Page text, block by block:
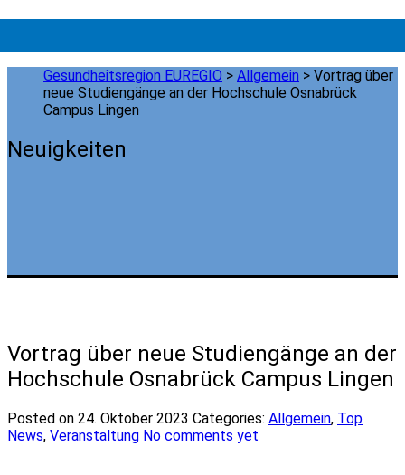
Gesundheitsregion EUREGIO > Allgemein > Vortrag über
neue Studiengänge an der Hochschule Osnabrück
Campus Lingen
Neuigkeiten
Vortrag über neue Studiengänge an der
Hochschule Osnabrück Campus Lingen
Posted on 24. Oktober 2023 Categories: Allgemein, Top
News, Veranstaltung No comments yet